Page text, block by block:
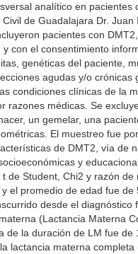
analítico en pacientes
de Guadalajara Dr. Juan I.
pacientes con
con el consentimiento
genéticas del paciente,
agudas y/o crónicas
condiciones clínicas de la
razones médicas. Se
un gemelar, una
El muestreo fue por
de DMT2, vía de
y
de Student, Chi2 y razón de
el promedio de edad fue de
desde el diagnóstico
(Lactancia Materna
la duración de LM fue de
lactancia materna completa